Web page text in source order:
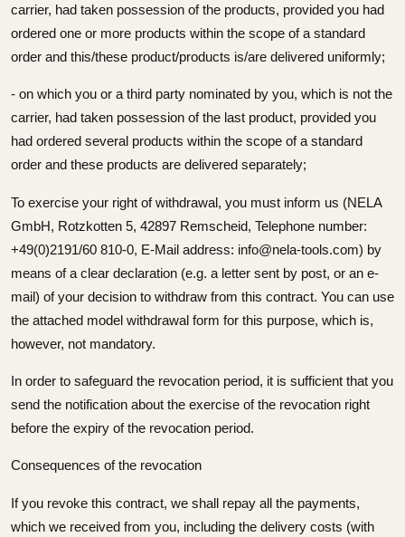
carrier, had taken possession of the products, provided you had
ordered one or more products within the scope of a standard
order and this/these product/products is/are delivered uniformly;
- on which you or a third party nominated by you, which is not the
carrier, had taken possession of the last product, provided you
had ordered several products within the scope of a standard
order and these products are delivered separately;
To exercise your right of withdrawal, you must inform us (NELA
GmbH, Rotzkotten 5, 42897 Remscheid, Telephone number:
+49(0)2191/60 810-0, E-Mail address: info@nela-tools.com) by
means of a clear declaration (e.g. a letter sent by post, or an e-
mail) of your decision to withdraw from this contract. You can use
the attached model withdrawal form for this purpose, which is,
however, not mandatory.
In order to safeguard the revocation period, it is sufficient that you
send the notification about the exercise of the revocation right
before the expiry of the revocation period.
Consequences of the revocation
If you revoke this contract, we shall repay all the payments,
which we received from you, including the delivery costs (with